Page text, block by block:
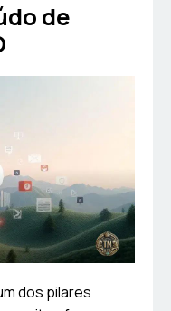
de
dos pilares